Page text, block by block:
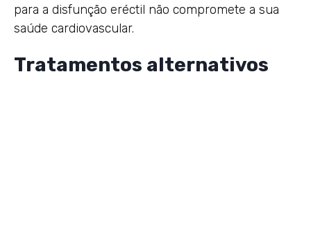
para a disfunção eréctil não compromete a sua
saúde cardiovascular.
Tratamentos alternativos